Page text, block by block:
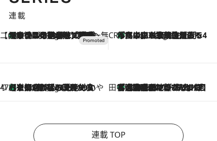
連載
【CREA×星野リゾート】唯一無二。癒しと発見が待つ場所へ
7 Hours Ago
【トンボの足水浴】ヒノキの香りに包まれて涼感マックス！約13℃の湧水かけ流しを避暑地「星野温泉 トンボの湯」で体験 CREA'S CHOICE
9 Hours Ago
「立川にも歌舞伎があるんだよ」 片岡仁左衛門・市川中車ら豪華座組みで4年目の立川立飛歌舞伎へ
47都道府県の手みやげ ひんやりスイーツで夏を満喫
9 Hours Ago
【京都府】この夏絶対食べたい 冷やしておいしいおやつ3選 ひと口目から心を掴む新緑のテリーヌ 田中稲の勝手に再ブーム
2026.8.7
「湘南乃風に憧れて」観客大盛上がりの“タオル回し”に、ラッパー顔負けの高速歌唱まで…さだまさし（74）のアグレッシブすぎる現在地
連載 TOP